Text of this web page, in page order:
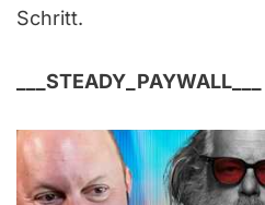
Schritt.
___STEADY_PAYWALL___